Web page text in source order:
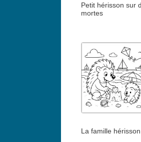
Petit hérisson sur
mortes
La famille